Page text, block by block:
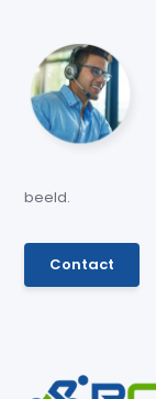
beeld.
Contact